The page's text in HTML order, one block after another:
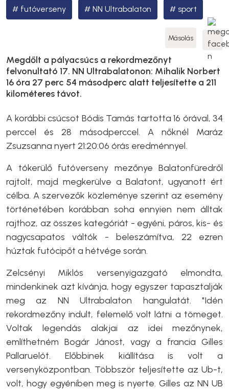
futóverseny NN Ultrabalaton sport
Másolás
Megdőlt a pályacsúcs a rekordmezőnyt
felvonultató 17. NN Ultrabalatonon: Mihalik Norbert
16 óra 27 perc 54 másodperc alatt teljesítette a 211
kilométeres távot.
A korábbi csúcsot Bódis Tamás tartotta 16 órával, 34
perccel és 28 másodperccel. A nőknél Maráz
Zsuzsanna nyert 21:20:06 órás eredménnyel.
A tókerülő futóverseny mezőnye Balatonfüredről
rajtolt, majd megkerülve a Balatont, ugyanott ért
célba. A szervezők közleménye szerint az esemény
történetében korábban soha ennyien nem álltak
rajthoz, az összes kategóriát - egyéni, páros, kis- és
nagycsapatos váltók - beleszámítva, 22 ezren
húztak futócipőt a hétvége során.
Zelcsényi Miklós versenyigazgató elmondta,
mindenkinek azt kívánja, hogy egyszer tapasztalják
meg az NN Ultrabalaton hangulatát. "Idén
rekordmezőny indult, felemelő volt látni a tömeget.
Voltak legendás alakjai az idei mezőnynek,
említhetném Bogár Jánost, vagy a francia Gilles
Pallaruelót. Előbbinek kiállítása is volt a
versenyközpontban. Többször teljesítette az Ub-t,
volt, hogy egyéniben meg is nyerte. Gilles az NN UB